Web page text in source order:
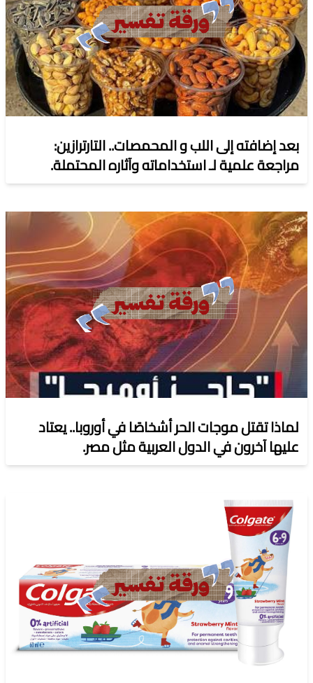
بعد إضافته إلى اللب و المحمصات.. التارترازين:
مراجعة علمية لـ استخداماته وآثاره المحتملة.
لماذا تقتل موجات الحر أشخاصًا في أوروبا.. يعتاد
عليها آخرون في الدول العربية مثل مصر.